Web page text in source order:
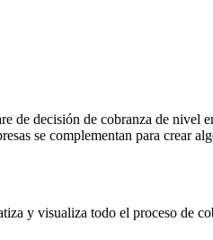
de decisión de cobranza de nivel
se complementan para crear
y visualiza todo el proceso de